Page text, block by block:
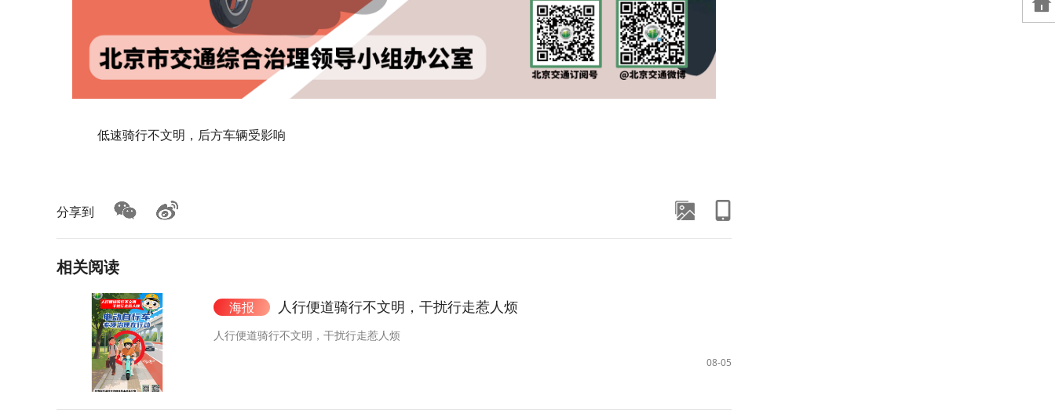
低速骑行不文明，后方车辆受影响
分享到
相关阅读
海报 人行便道骑行不文明，干扰行走惹人烦
人行便道骑行不文明，干扰行走惹人烦
08-05